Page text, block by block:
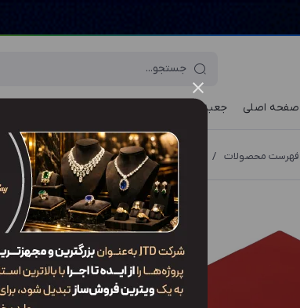
صفحه اصلی جعبه‌ ها
فهرست محصولات / جعبه النگو OP1 GPR9
جعبه النگو OP1 GPR9
ویژگی‌ها